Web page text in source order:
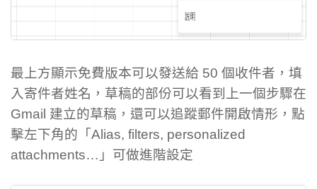
最上方顯示免費版本可以發送給 50 個收件者，填
入寄件者姓名，草稿的部份可以看到上一個步驟在
Gmail 建立的草稿，還可以追蹤郵件開啟情形，點
擊左下角的「Alias, filters, personalized
attachments…」可做進階設定